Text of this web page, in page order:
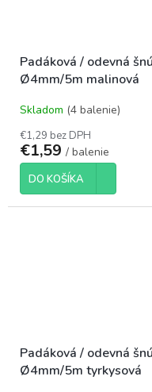
Padáková / odevná
Ø4mm/5m malinová
Skladom (4 balenie)
€1,29 bez DPH
€1,59 / balenie
DO KOŠÍKA
Padáková / odevná
Ø4mm/5m tyrkysová